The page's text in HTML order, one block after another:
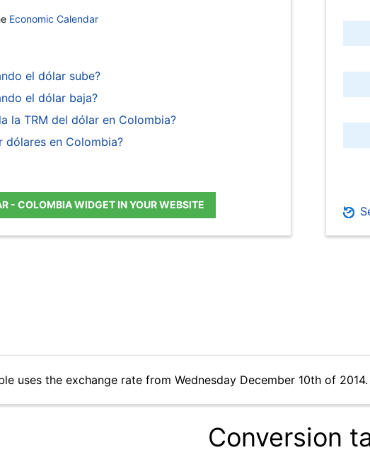
Economic Calendar
el dólar sube?
el dólar baja?
la TRM del dólar en Colombia?
dólares en Colombia?
- COLOMBIA WIDGET IN YOUR WEBSITE
uses the exchange rate from Wednesday December 10th of
Conversion